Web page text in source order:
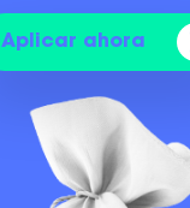
Aplicar ahora